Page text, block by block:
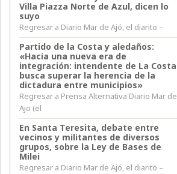
Villa Piazza Norte de Azul, dicen lo
suyo
Regresar a Diario Mar de Ajó, el diarito –
Partido de la Costa y aledaños:
«Hacia una nueva era de
integración: intendente de La Costa
busca superar la herencia de la
dictadura entre municipios»
Regresar a Prensa Alternativa Diario Mar de
Ajo (el
En Santa Teresita, debate entre
vecinos y militantes de diversos
grupos, sobre la Ley de Bases de
Milei
Regresar a Diario Mar de Ajó, el diarito –